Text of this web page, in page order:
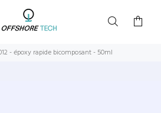
- époxy rapide bicomposant - 50ml